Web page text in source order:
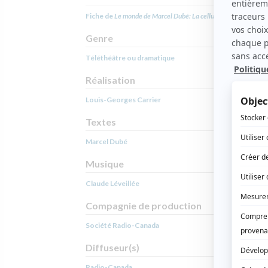
Fiche deLe monde de Marcel Dubé: La cellule sur
Genre
Téléthéâtre ou dramatique
Réalisation
Louis-Georges Carrier
Textes
Marcel Dubé
Musique
Claude Léveillée
Compagnie de production
Société Radio-Canada
Diffuseur(s)